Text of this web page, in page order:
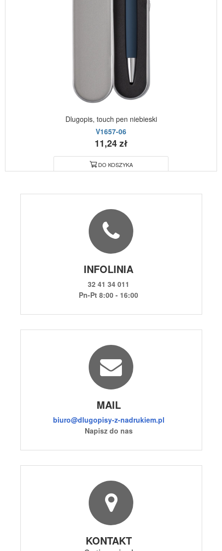
Dlugopis, touch pen niebieski
V1657-06
11,24 zł
DO KOSZYKA
INFOLINIA
32 41 34 011
Pn-Pt 8:00 - 16:00
MAIL
biuro@dlugopisy-z-nadrukiem.pl
Napisz do nas
KONTAKT